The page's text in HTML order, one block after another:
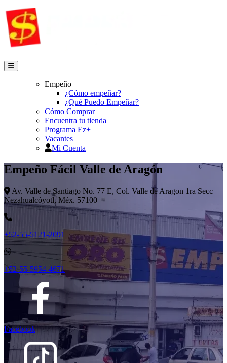
Empeño
¿Cómo empeñar?
¿Qué Puedo Empeñar?
Cómo Comprar
Encuentra tu tienda
Programa Ez+
Vacantes
Mi Cuenta
Empeño Fácil Valle de Aragón
Av. Valle de Santiago No. 77 E, Col. Valle de Aragon 1ra Secc
Nezahualcóyotl, Méx. 57100
+52-55-5121-2091
+52-55-5954-4671
Facebook